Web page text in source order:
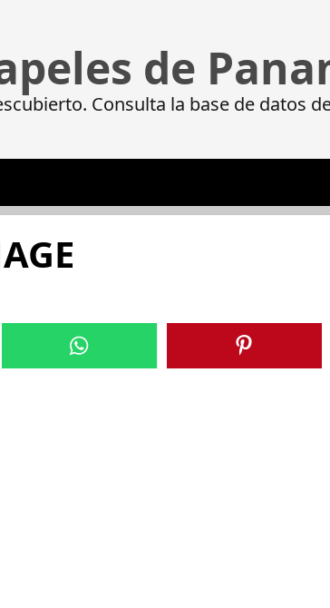
de
Consulta la base de datos